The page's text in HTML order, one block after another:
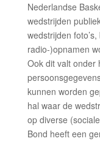
Nederlandse
wedstrijden
wedstrijden
radio-)opnamen
Ook dit valt onder
kunnen worden
hal waar de
op diverse
Bond heeft een